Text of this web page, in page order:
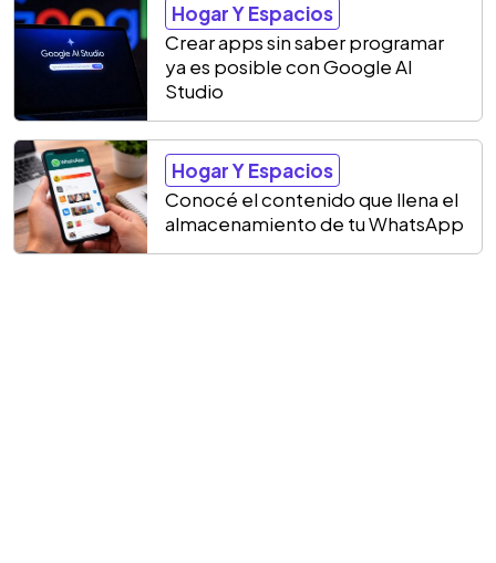
Hogar Y Espacios
Crear apps sin saber programar
ya es posible con Google AI
Studio
Hogar Y Espacios
Conocé el contenido que llena el
almacenamiento de tu WhatsApp